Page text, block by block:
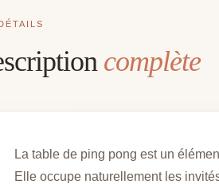
complète
La table de ping pong est un
Elle occupe naturellement les